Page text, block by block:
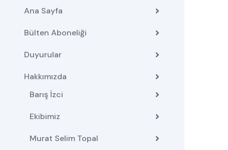
Ana Sayfa
Bülten Aboneliği
Duyurular
Hakkımızda
Barış İzci
Ekibimiz
Murat Selim Topal